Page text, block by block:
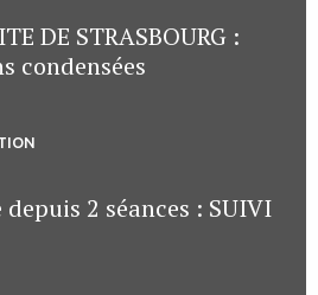
DE STRASBOURG :
condensées
2 séances : SUIVI